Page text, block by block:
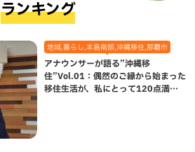
ランキング
地域,暮らし,本島南部,沖縄移住,那覇市
アナウンサーが語る”沖縄移
住”Vol.01：偶然のご縁から始まった
移住生活が、私にとって120点満点